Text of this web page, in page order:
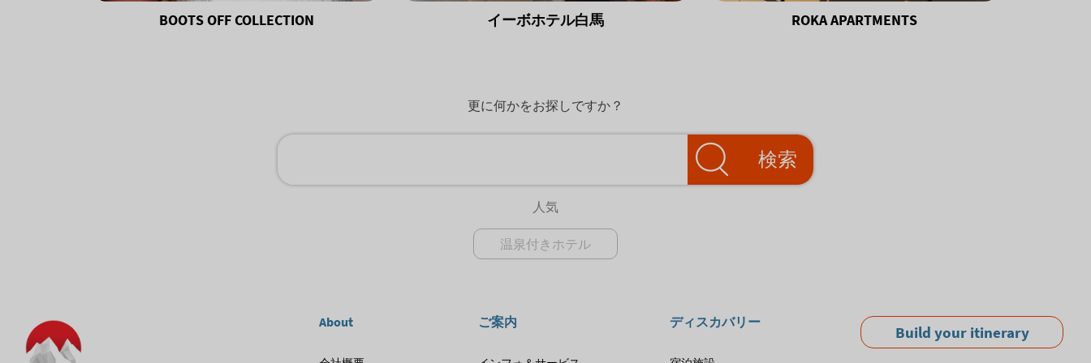
BOOTS OFF COLLECTION イーボホテル白馬 ROKA APARTMENTS
更に何かをお探しですか？
検索
人気
温泉付きホテル
About ご案内 ディスカバリー
Build your itinerary